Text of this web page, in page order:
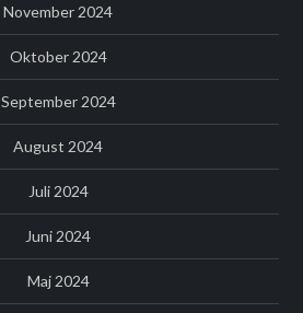
November 2024
Oktober 2024
September 2024
August 2024
Juli 2024
Juni 2024
Maj 2024